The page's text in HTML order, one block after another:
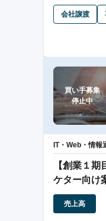
会社譲渡
買い手募集
停止中
IT・Web・情報
【創業１
ケター向け
フォーム
売上高